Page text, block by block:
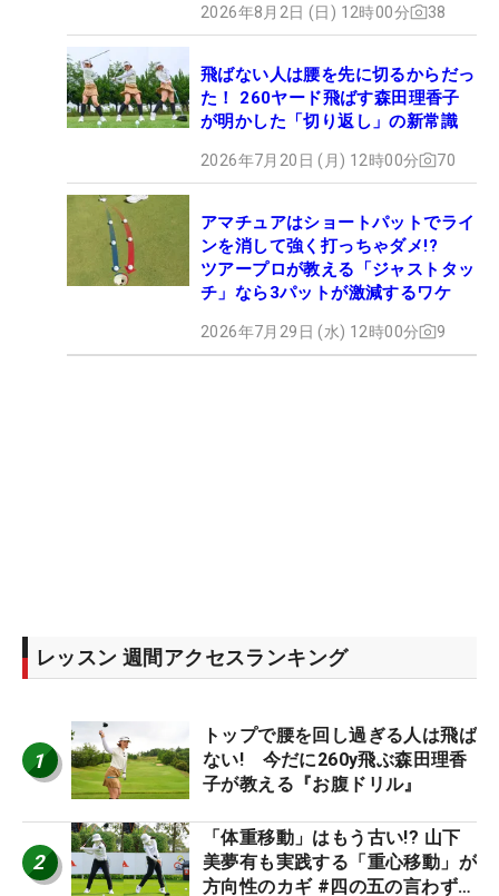
2026年8月2日 (日) 12時00分 38
飛ばない人は腰を先に切るからだっ
た！ 260ヤード飛ばす森田理香子
が明かした「切り返し」の新常識
2026年7月20日 (月) 12時00分 70
アマチュアはショートパットでライ
ンを消して強く打っちゃダメ!?
ツアープロが教える「ジャストタッ
チ」なら3パットが激減するワケ
2026年7月29日 (水) 12時00分 9
レッスン 週間アクセスランキング
1
トップで腰を回し過ぎる人は飛ば
ない! 今だに260y飛ぶ森田理香
子が教える『お腹ドリル』
2
「体重移動」はもう古い!? 山下
美夢有も実践する「重心移動」が
方向性のカギ #四の五の言わず振